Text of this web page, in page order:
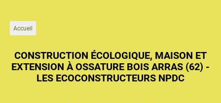
Accueil
CONSTRUCTION ÉCOLOGIQUE, MAISON ET
EXTENSION À OSSATURE BOIS ARRAS (62) -
LES ECOCONSTRUCTEURS NPDC